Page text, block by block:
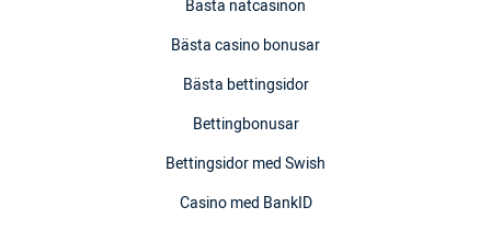
Bästa nätcasinon
Bästa casino bonusar
Bästa bettingsidor
Bettingbonusar
Bettingsidor med Swish
Casino med BankID